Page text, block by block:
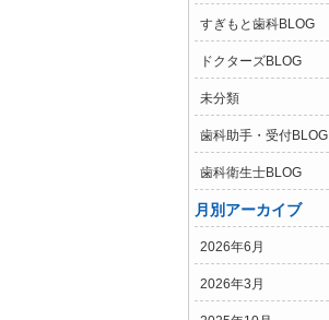
すぎもと歯科BLOG
ドクターズBLOG
未分類
歯科助手・受付BLOG
歯科衛生士BLOG
月別アーカイブ
2026年6月
2026年3月